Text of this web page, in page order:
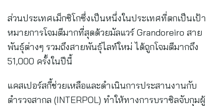
ส่วนประเทศเม็กซิโกซึ่งเป็นหนึ่งในประเทศที่ตกเป็นเป้า
หมายการโจมตีมากที่สุดด้วยมัลแวร์ Grandoreiro สาย
พันธุ์ต่างๆ รวมถึงสายพันธุ์ไลท์ใหม่ ได้ถูกโจมตีมากถึง
51,000 ครั้งในปีนี้
แคสเปอร์สกี้ช่วยเหลือและดำเนินการประสานงานกับ
ตำรวจสากล (INTERPOL) ทำให้ทางการบราซิลจับกุมผู้